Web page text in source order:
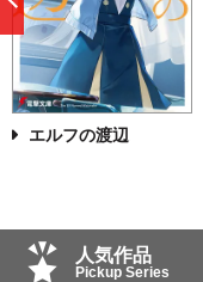
エルフの渡辺
前
へ
人気作品
Pickup Series